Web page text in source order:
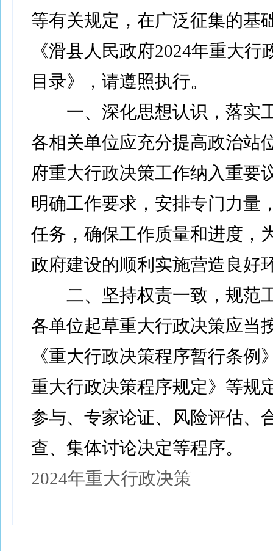
等有关规定，在广泛征集的基
《滑县人民政府2024年重大行
目录》，请遵照执行。
一、深化思想认识，落实
各相关单位应充分提高政治站
府重大行政决策工作纳入重要
明确工作要求，安排专门力量
任务，确保工作质量和进度，
政府建设的顺利实施营造良好
二、坚持权责一致，规范
各单位起草重大行政决策应当
《重大行政决策程序暂行条例
重大行政决策程序规定》等规
参与、专家论证、风险评估、
查、集体讨论决定等程序。
2024年重大行政决策